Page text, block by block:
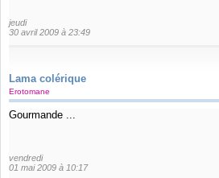
jeudi
30 avril 2009 à 23:49
Lama colérique
Erotomane
Gourmande ...
vendredi
01 mai 2009 à 10:17